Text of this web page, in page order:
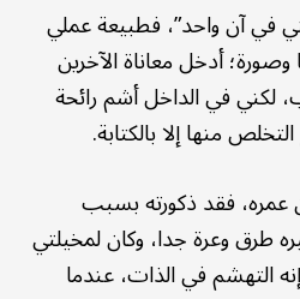
في آن واحد”، فطبيعة عملي
أدخل معاناة الآخرين
لكني في الداخل أشم رائحة
منها إلا بالكتابة.
فقد ذكورته بسبب
طرق وعرة جدا، وكان لمخيلتي
التهشم في الذات، عندما